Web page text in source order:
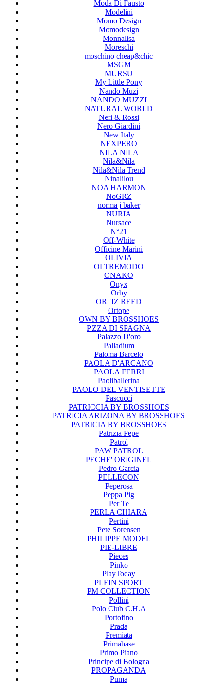
Moda Di Fausto
Modelini
Momo Design
Momodesign
Monnalisa
Moreschi
moschino cheap&chic
MSGM
MURSU
My Little Pony
Nando Muzi
NANDO MUZZI
NATURAL WORLD
Neri & Rossi
Nero Giardini
New Italy
NEXPERO
NILA NILA
Nila&Nila
Nila&Nila Trend
Ninalilou
NOA HARMON
NoGRZ
norma j baker
NURIA
Nursace
N°21
Off-White
Officine Marini
OLIVIA
OLTREMODO
ONAKO
Onyx
Orby
ORTIZ REED
Ortope
OWN BY BROSSHOES
P.ZZA DI SPAGNA
Palazzo D'oro
Palladium
Paloma Barcelo
PAOLA D'ARCANO
PAOLA FERRI
Paoliballerina
PAOLO DEL VENTISETTE
Pascucci
PATRICCIA BY BROSSHOES
PATRICIA ARIZONA BY BROSSHOES
PATRICIA BY BROSSHOES
Patrizia Pepe
Patrol
PAW PATROL
PECHE' ORIGINEL
Pedro Garcia
PELLECON
Peperosa
Peppa Pig
Per Te
PERLA CHIARA
Pertini
Pete Sorensen
PHILIPPE MODEL
PIE-LIBRE
Pieces
Pinko
PlayToday
PLEIN SPORT
PM COLLECTION
Pollini
Polo Club C.H.A
Portofino
Prada
Premiata
Primabase
Primo Piano
Principe di Bologna
PROPAGANDA
Puma